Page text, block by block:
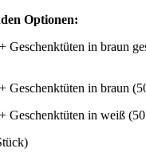
Optionen:
Geschenktüten in braun
Geschenktüten in braun
Geschenktüten in weiß